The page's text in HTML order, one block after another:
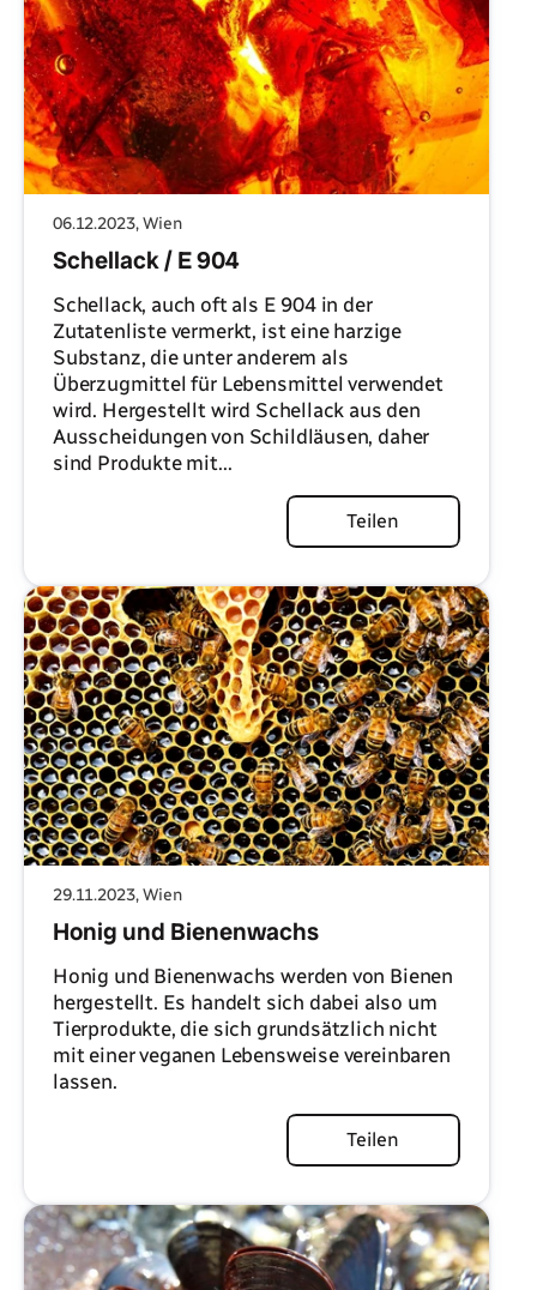
06.12.2023, Wien
Schellack / E 904
Schellack, auch oft als E 904 in der
Zutatenliste vermerkt, ist eine harzige
Substanz, die unter anderem als
Überzugmittel für Lebensmittel verwendet
wird. Hergestellt wird Schellack aus den
Ausscheidungen von Schildläusen, daher
sind Produkte mit...
Teilen
29.11.2023, Wien
Honig und Bienenwachs
Honig und Bienenwachs werden von Bienen
hergestellt. Es handelt sich dabei also um
Tierprodukte, die sich grundsätzlich nicht
mit einer veganen Lebensweise vereinbaren
lassen.
Teilen